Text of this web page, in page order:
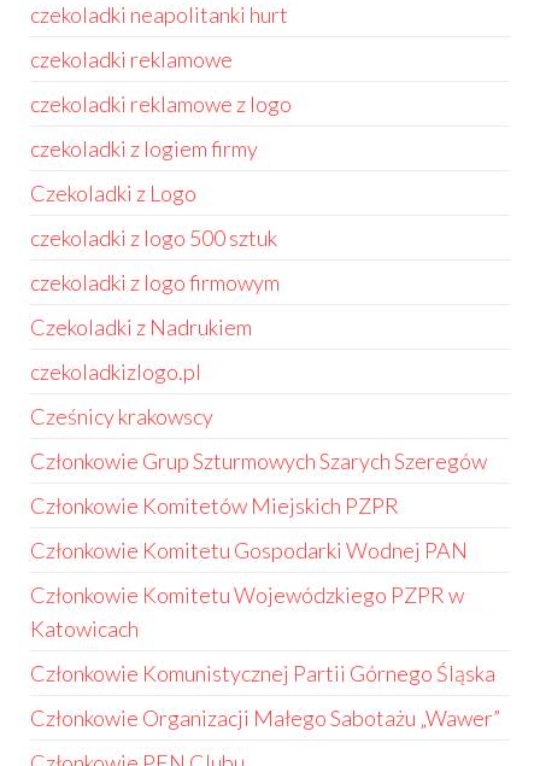
czekoladki neapolitanki hurt
czekoladki reklamowe
czekoladki reklamowe z logo
czekoladki z logiem firmy
Czekoladki z Logo
czekoladki z logo 500 sztuk
czekoladki z logo firmowym
Czekoladki z Nadrukiem
czekoladkizlogo.pl
Cześnicy krakowscy
Członkowie Grup Szturmowych Szarych Szeregów
Członkowie Komitetów Miejskich PZPR
Członkowie Komitetu Gospodarki Wodnej PAN
Członkowie Komitetu Wojewódzkiego PZPR w
Katowicach
Członkowie Komunistycznej Partii Górnego Śląska
Członkowie Organizacji Małego Sabotażu „Wawer”